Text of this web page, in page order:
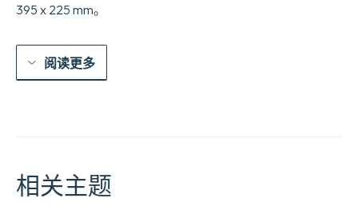
395 x 225 mm。
阅读更多
相关主题